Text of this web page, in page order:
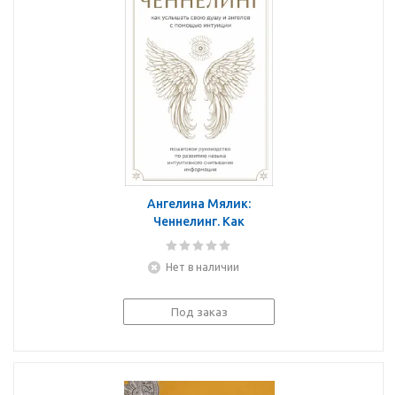
Ангелина Мялик:
Ченнелинг. Как
услышать свою душу и
интуиции
Нет в наличии
Под заказ